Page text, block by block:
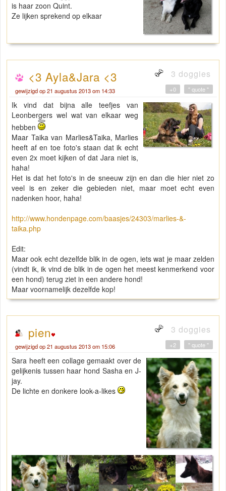
is haar zoon Quint.
Ze lijken sprekend op elkaar
<3 Ayla&Jara <3 3 doggies
gewijzigd op 21 augustus 2013 om 14:33 " quote "
+0
Ik vind dat bijna alle teefjes van
Leonbergers wel wat van elkaar weg
hebben
Maar Taika van Marlies&Taika, Marlies
heeft af en toe foto's staan dat ik echt
even 2x moet kijken of dat Jara niet is,
haha!
Het is dat het foto's in de sneeuw zijn en dan die hier niet zo
veel is en zeker die gebieden niet, maar moet echt even
nadenken hoor, haha!
http://www.hondenpage.com/baasjes/24303/marlies-&-
taika.php
Edit:
Maar ook echt dezelfde blik in de ogen, iets wat je maar zelden
(vindt ik, ik vind de blik in de ogen het meest kenmerkend voor
een hond) terug ziet in een andere hond!
Maar voornamelijk dezelfde kop!
pien 3 doggies
gewijzigd op 21 augustus 2013 om 15:06 " quote "
+2
Sara heeft een collage gemaakt over de
gelijkenis tussen haar hond Sasha en J-
jay.
De lichte en donkere look-a-likes